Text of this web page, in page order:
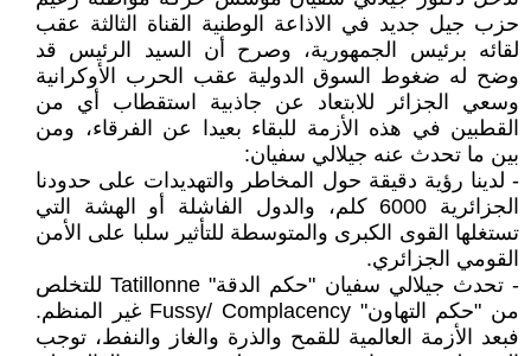
حزب جيل جديد في الاذاعة الوطنية القناة الثالثة عقب
لقائه برئيس الجمهورية، وصرح أن السيد الرئيس قد
وضح له ضغوط السوق الدولية عقب الحرب الأوكرانية
وسعي الجزائر للابتعاد عن جاذبية استقطاب أي من
القطبين في هذه الأزمة للبقاء بعيدا عن الفرقاء، ومن
بين ما تحدث عنه جيلالي سفيان:
- لدينا رؤية دقيقة حول المخاطر والتهديدات على حدودنا
الجزائرية 6000 كلم، والدول الفاشلة أو الهشة التي
تستغلها القوى الكبرى والمتوسطة للتأثير سلبا على الأمن
القومي الجزائري.
- تحدث جيلالي سفيان "حكم الدقة" Tatillonne للتخلص
من "حكم التهاون" Fussy/ Complacency غير المنظم.
فبعد الأزمة العالمية للقمح والذرة والغاز والنفط، توجب